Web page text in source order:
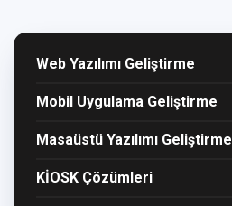
Web Yazılımı Geliştirme
Mobil Uygulama Geliştirme
Masaüstü Yazılımı Geliştirme
KİOSK Çözümleri